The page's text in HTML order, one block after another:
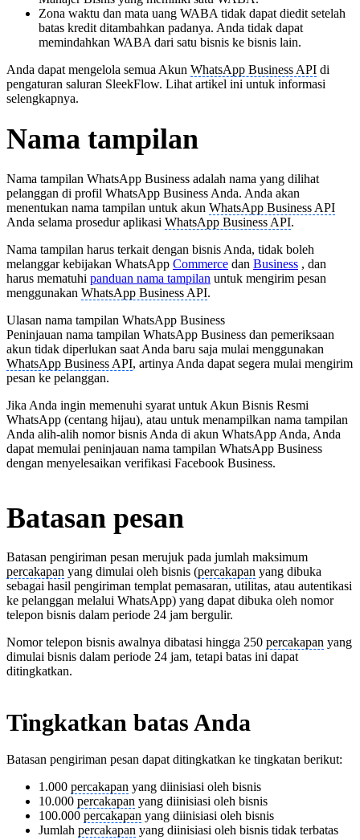
Zona waktu dan mata uang WABA tidak dapat diedit setelah
batas kredit ditambahkan padanya. Anda tidak dapat
memindahkan WABA dari satu bisnis ke bisnis lain.
Anda dapat mengelola semua Akun WhatsApp Business API di
pengaturan saluran SleekFlow. Lihat artikel ini untuk informasi
selengkapnya.
Nama tampilan
Nama tampilan WhatsApp Business adalah nama yang dilihat
pelanggan di profil WhatsApp Business Anda. Anda akan
menentukan nama tampilan untuk akun WhatsApp Business API
Anda selama prosedur aplikasi WhatsApp Business API.
Nama tampilan harus terkait dengan bisnis Anda, tidak boleh
melanggar kebijakan WhatsApp Commerce dan Business , dan
harus mematuhi panduan nama tampilan untuk mengirim pesan
menggunakan WhatsApp Business API.
Ulasan nama tampilan WhatsApp Business
Peninjauan nama tampilan WhatsApp Business dan pemeriksaan
akun tidak diperlukan saat Anda baru saja mulai menggunakan
WhatsApp Business API, artinya Anda dapat segera mulai mengirim
pesan ke pelanggan.
Jika Anda ingin memenuhi syarat untuk Akun Bisnis Resmi
WhatsApp (centang hijau), atau untuk menampilkan nama tampilan
Anda alih-alih nomor bisnis Anda di akun WhatsApp Anda, Anda
dapat memulai peninjauan nama tampilan WhatsApp Business
dengan menyelesaikan verifikasi Facebook Business.
Batasan pesan
Batasan pengiriman pesan merujuk pada jumlah maksimum
percakapan yang dimulai oleh bisnis (percakapan yang dibuka
sebagai hasil pengiriman templat pemasaran, utilitas, atau autentikasi
ke pelanggan melalui WhatsApp) yang dapat dibuka oleh nomor
telepon bisnis dalam periode 24 jam bergulir.
Nomor telepon bisnis awalnya dibatasi hingga 250 percakapan yang
dimulai bisnis dalam periode 24 jam, tetapi batas ini dapat
ditingkatkan.
Tingkatkan batas Anda
Batasan pengiriman pesan dapat ditingkatkan ke tingkatan berikut:
1.000 percakapan yang diinisiasi oleh bisnis
10.000 percakapan yang diinisiasi oleh bisnis
100.000 percakapan yang diinisiasi oleh bisnis
Jumlah percakapan yang diinisiasi oleh bisnis tidak terbatas